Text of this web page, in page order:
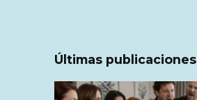
Últimas publicaciones